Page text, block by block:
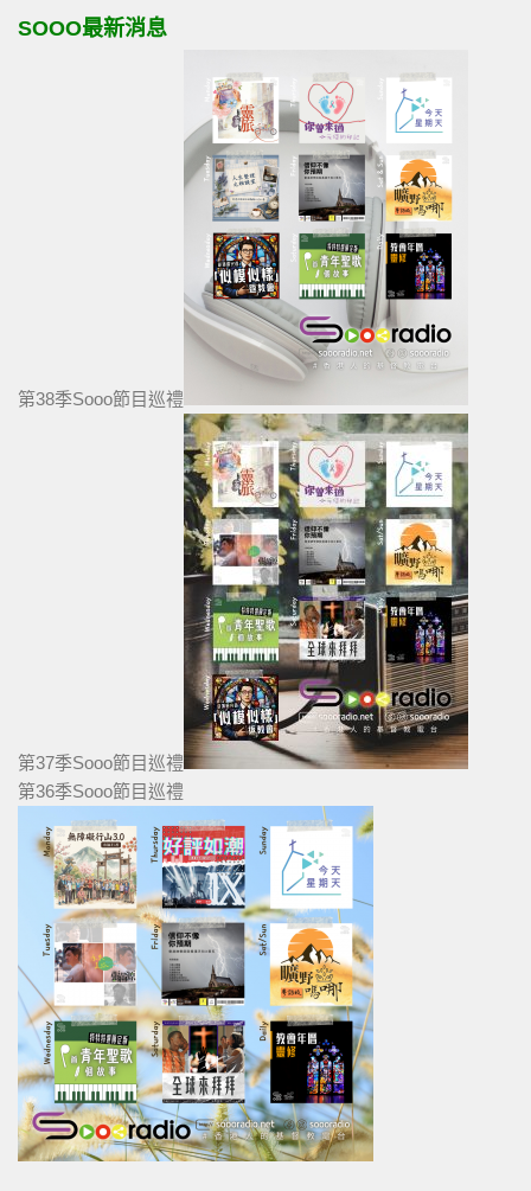
SOOO最新消息
第38季Sooo節目巡禮
第37季Sooo節目巡禮
第36季Sooo節目巡禮